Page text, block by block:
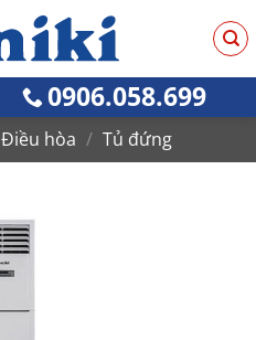
0906.058.699
Điều hòa / Tủ đứng